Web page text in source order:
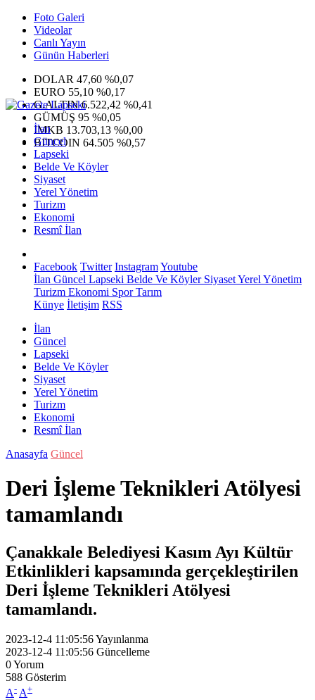
Foto Galeri
Videolar
Canlı Yayın
Günün Haberleri
DOLAR 47,60 %0,07
EURO 55,10 %0,17
G.ALTIN6.522,42 %0,41
GÜMÜŞ 95 %0,05
IMKB 13.703,13 %0,00
BITCOIN 64.505 %0,57
İlan
Güncel
Lapseki
Belde Ve Köyler
Siyaset
Yerel Yönetim
Turizm
Ekonomi
Resmî İlan
Facebook Twitter InstagramYoutube
İlan Güncel Lapseki Belde Ve KöylerSiyasetYerel Yönetim
Turizm Ekonomi SporTarım
Künye İletişim RSS
İlan
Güncel
Lapseki
Belde Ve Köyler
Siyaset
Yerel Yönetim
Turizm
Ekonomi
Resmî İlan
Anasayfa Güncel
Deri İşleme Teknikleri Atölyesi
tamamlandı
Çanakkale Belediyesi Kasım Ayı Kültür
Etkinlikleri kapsamında gerçekleştirilen
Deri İşleme Teknikleri Atölyesi
tamamlandı.
2023-12-4 11:05:56Yayınlanma
2023-12-4 11:05:56 Güncelleme
0Yorum
588 Gösterim
A- A+